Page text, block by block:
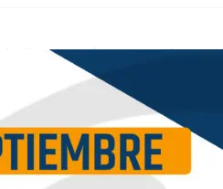
tiempo y forma por las
alguna diligencia que se
de la causa.